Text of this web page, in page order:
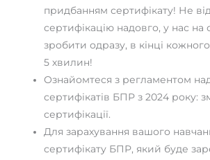
придбанням сертифікату! Не
сертифікацію надовго, у нас на
зробити одразу, в кінці
5 хвилин!
Ознайомтеся з регламентом
сертифікатів БПР з 2024 року:
сертифікації.
Для зарахування вашого
сертифікату БПР, який буде